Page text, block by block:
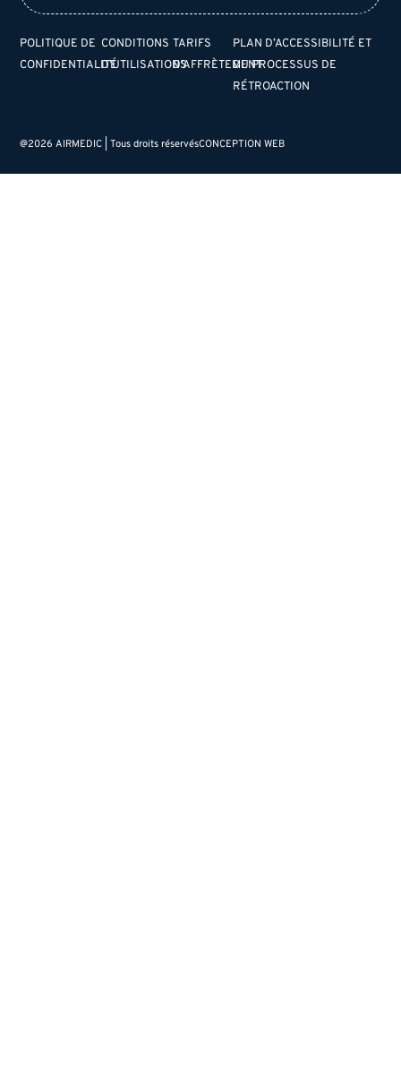
POLITIQUE DE
CONFIDENTIALITÉ
CONDITIONS
D’UTILISATIONS
TARIFS
D’AFFRÈTEMENT
PLAN D’ACCESSIBILITÉ ET
DU PROCESSUS DE
RÉTROACTION
@2026 AIRMEDIC | Tous droits réservésCONCEPTION WEB